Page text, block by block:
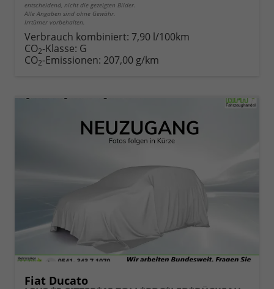
entscheidend, nicht die gezeigten Bilder.
Alle Angaben sind ohne Gewähr.
Irrtümer vorbehalten.
Verbrauch kombiniert: 7,90 l/100km
CO2-Klasse: G
CO2-Emissionen: 207,00 g/km
Fiat Ducato